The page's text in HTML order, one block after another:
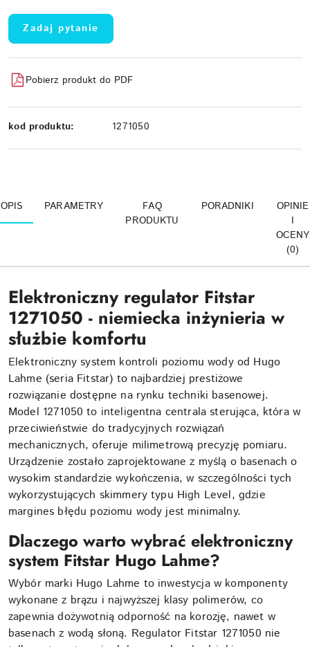
Zadaj pytanie
Pobierz produkt do PDF
kod produktu: 1271050
OPIS PARAMETRY
FAQ
PRODUKTU
PORADNIKI
OPINIE
I
OCENY
(0)
Elektroniczny regulator Fitstar
1271050 - niemiecka inżynieria w
służbie komfortu
Elektroniczny system kontroli poziomu wody od Hugo
Lahme (seria Fitstar) to najbardziej prestiżowe
rozwiązanie dostępne na rynku techniki basenowej.
Model 1271050 to inteligentna centrala sterująca, która w
przeciwieństwie do tradycyjnych rozwiązań
mechanicznych, oferuje milimetrową precyzję pomiaru.
Urządzenie zostało zaprojektowane z myślą o basenach o
wysokim standardzie wykończenia, w szczególności tych
wykorzystujących skimmery typu High Level, gdzie
margines błędu poziomu wody jest minimalny.
Dlaczego warto wybrać elektroniczny
system Fitstar Hugo Lahme?
Wybór marki Hugo Lahme to inwestycja w komponenty
wykonane z brązu i najwyższej klasy polimerów, co
zapewnia dożywotnią odporność na korozję, nawet w
basenach z wodą słoną. Regulator Fitstar 1271050 nie